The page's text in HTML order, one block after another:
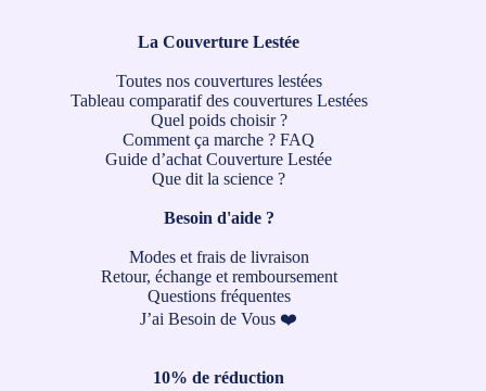
La Couverture Lestée
Toutes nos couvertures lestées
Tableau comparatif des couvertures Lestées
Quel poids choisir ?
Comment ça marche ? FAQ
Guide d’achat Couverture Lestée
Que dit la science ?
Besoin d'aide ?
Modes et frais de livraison
Retour, échange et remboursement
Questions fréquentes
J’ai Besoin de Vous ❤️
10% de réduction